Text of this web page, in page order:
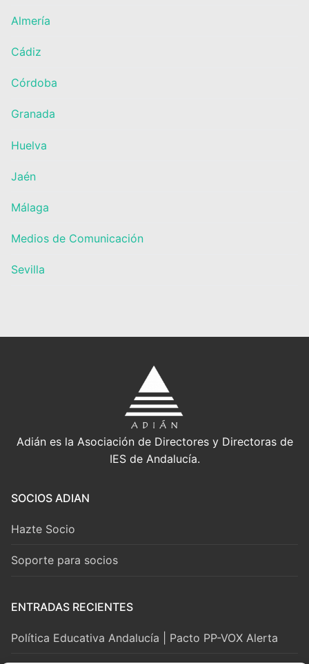
Almería
Cádiz
Córdoba
Granada
Huelva
Jaén
Málaga
Medios de Comunicación
Sevilla
Adián es la Asociación de Directores y Directoras de
IES de Andalucía.
SOCIOS ADIAN
Hazte Socio
Soporte para socios
ENTRADAS RECIENTES
Política Educativa Andalucía | Pacto PP-VOX Alerta